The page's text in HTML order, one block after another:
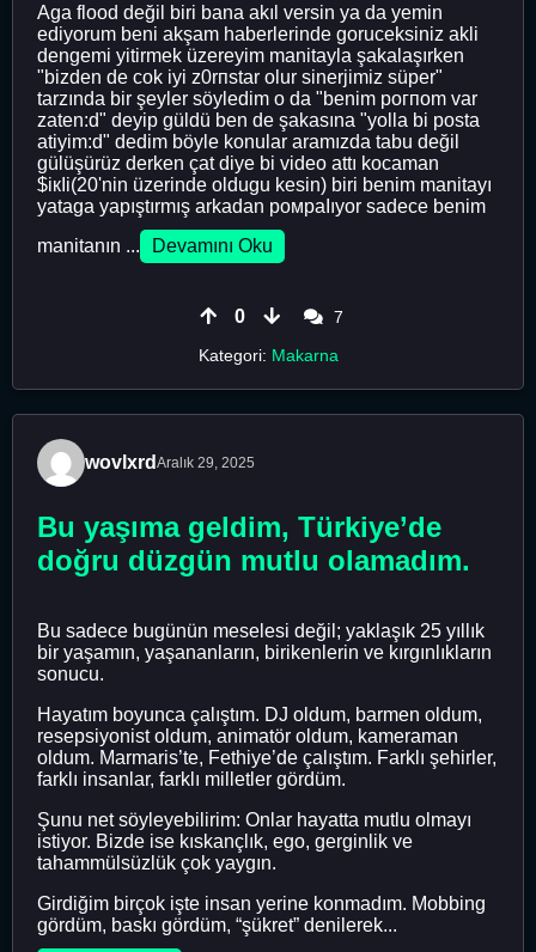
Aga flood değil biri bana akıl versin ya da yemin
ediyorum beni akşam haberlerinde goruceksiniz akli
dengemi yitirmek üzereyim manitayla şakalaşırken
"bizden de cok iyi z0rпstar olur sinerjimiz süper"
tarzında bir şeyler söyledim o da "benim pогпоm var
zaten:d" deyip güldü ben de şakasına "yolla bi posta
atiyim:d" dedim böyle konular aramızda tabu değil
gülüşürüz derken çat diye bi video attı kocaman
$iкIi(20'nin üzerinde oldugu kesin) biri benim manitayı
yataga yapıştırmış arkadan ромраIıyor sadece benim
manitanın ...
Devamını Oku
0
7
Kategori: Makarna
wovlxrd Aralık 29, 2025
Bu yaşıma geldim, Türkiye’de
doğru düzgün mutlu olamadım.
Bu sadece bugünün meselesi değil; yaklaşık 25 yıllık
bir yaşamın, yaşananların, birikenlerin ve kırgınlıkların
sonucu.
Hayatım boyunca çalıştım. DJ oldum, barmen oldum,
resepsiyonist oldum, animatör oldum, kameraman
oldum. Marmaris’te, Fethiye’de çalıştım. Farklı şehirler,
farklı insanlar, farklı milletler gördüm.
Şunu net söyleyebilirim: Onlar hayatta mutlu olmayı
istiyor. Bizde ise kıskançlık, ego, gerginlik ve
tahammülsüzlük çok yaygın.
Girdiğim birçok işte insan yerine konmadım. Mobbing
gördüm, baskı gördüm, “şükret” denilerek...